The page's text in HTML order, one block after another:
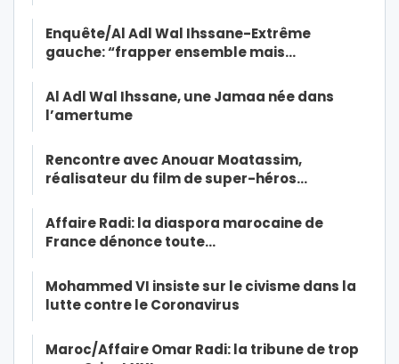
Enquête/Al Adl Wal Ihssane-Extrême
gauche: “frapper ensemble mais…
Al Adl Wal Ihssane, une Jamaa née dans
l’amertume
Rencontre avec Anouar Moatassim,
réalisateur du film de super-héros…
Affaire Radi: la diaspora marocaine de
France dénonce toute…
Mohammed VI insiste sur le civisme dans la
lutte contre le Coronavirus
Maroc/Affaire Omar Radi: la tribune de trop